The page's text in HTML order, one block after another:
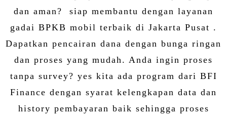
dan aman? siap membantu dengan layanan
gadai BPKB mobil terbaik di Jakarta Pusat .
Dapatkan pencairan dana dengan bunga ringan
dan proses yang mudah. Anda ingin proses
tanpa survey? yes kita ada program dari BFI
Finance dengan syarat kelengkapan data dan
history pembayaran baik sehingga proses